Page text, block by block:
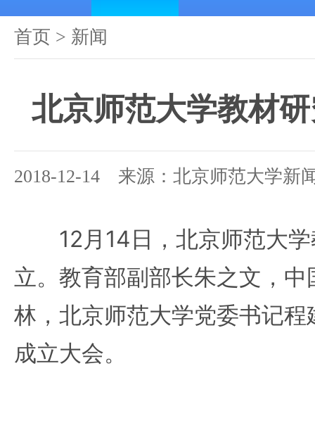
首页 > 新闻
北京师范大学教材
2018-12-14 来源：北京师范大学新
12月14日，北京师范大学
立。教育部副部长朱之文，
林，北京师范大学党委书记
成立大会。